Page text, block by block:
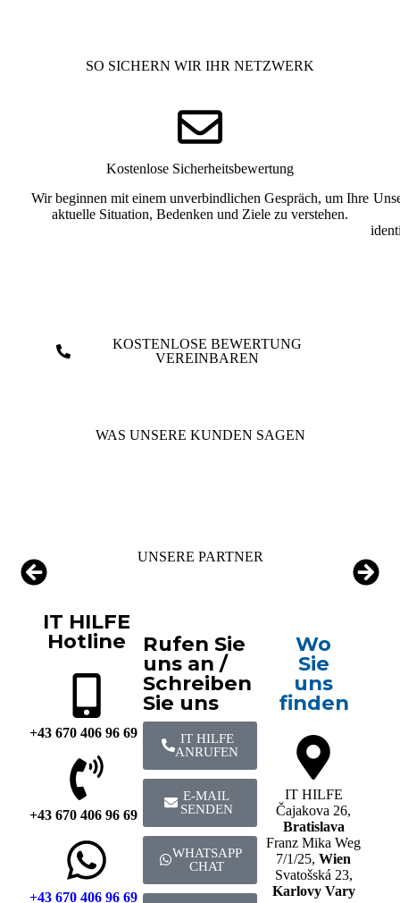
SO SICHERN WIR IHR NETZWERK
Kostenlose Sicherheitsbewertung
Wir beginnen mit einem unverbindlichen Gespräch, um Ihre
aktuelle Situation, Bedenken und Ziele zu verstehen.
KOSTENLOSE BEWERTUNG
VEREINBAREN
WAS UNSERE KUNDEN SAGEN
UNSERE PARTNER
IT HILFE
Hotline
+43 670 406 96 69
+43 670 406 96 69
+43 670 406 96 69
Rufen Sie
uns an /
Schreiben
Sie uns
IT HILFE
ANRUFEN
E-MAIL
SENDEN
WHATSAPP
CHAT
Wo
Sie
uns
finden
IT HILFE
Čajakova 26,
Bratislava
Franz Mika Weg
7/1/25,Wien
Svatošská 23,
Karlovy Vary